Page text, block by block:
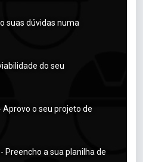
suas dúvidas numa
do seu
o seu projeto de
- Preencho a sua planilha de